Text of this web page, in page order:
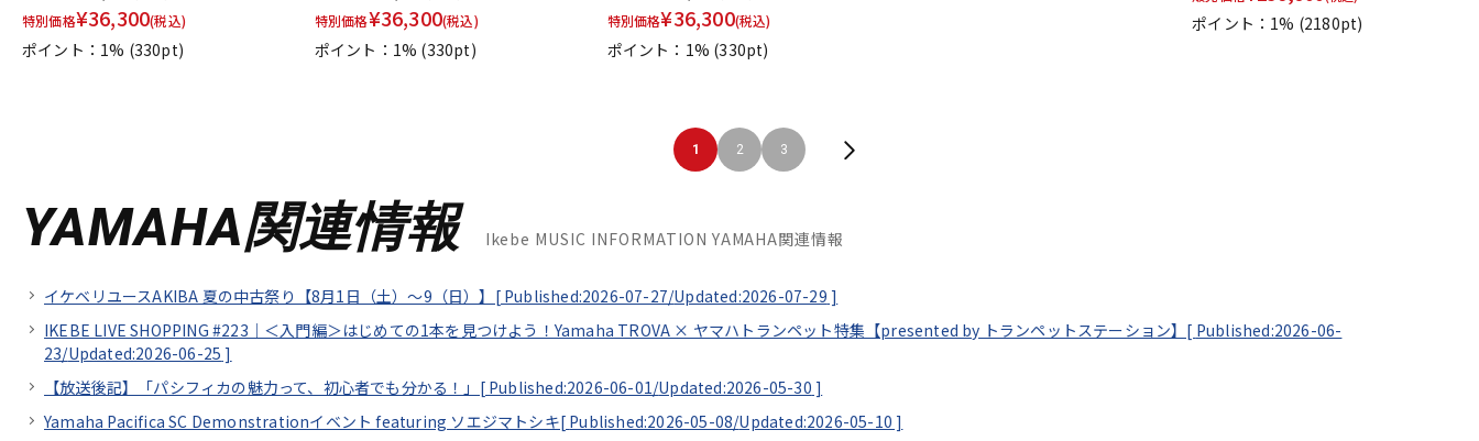
特別価格¥36,300(税込)
ポイント：1% (330pt)
特別価格¥36,300(税込)
ポイント：1% (330pt)
特別価格¥36,300(税込)
ポイント：1% (330pt)
ポイント：1% (2180pt)
1 2 3
YAMAHA関連情報 Ikebe MUSIC INFORMATION YAMAHA関連情報
イケベリユースAKIBA 夏の中古祭り【8月1日（土）～9（日）】[ Published:2026-07-27/Updated:2026-07-29 ]
IKEBE LIVE SHOPPING #223｜＜入門編＞はじめての1本を見つけよう！Yamaha TROVA × ヤマハトランペット特集【presented by トランペットステーション】[ Published:2026-06-
23/Updated:2026-06-25 ]
【放送後記】「パシフィカの魅力って、初心者でも分かる！」[ Published:2026-06-01/Updated:2026-05-30 ]
Yamaha Pacifica SC Demonstrationイベント featuring ソエジマトシキ[ Published:2026-05-08/Updated:2026-05-10 ]